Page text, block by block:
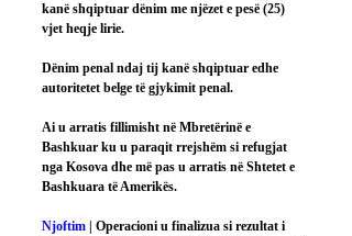
kanë shqiptuar dënim me njëzet e pesë (25)
vjet heqje lirie.
Dënim penal ndaj tij kanë shqiptuar edhe
autoritetet belge të gjykimit penal.
Ai u arratis fillimisht në Mbretërinë e
Bashkuar ku u paraqit rrejshëm si refugjat
nga Kosova dhe më pas u arratis në Shtetet e
Bashkuara të Amerikës.
Njoftim | Operacioni u finalizua si rezultat i